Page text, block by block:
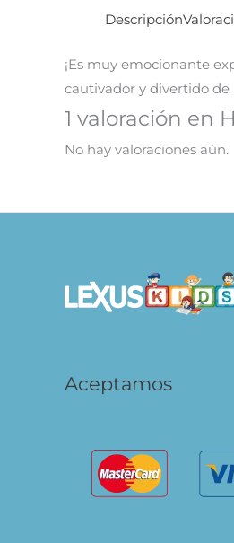
Descripción
¡Es muy emocionante
cautivador y divertido de
1 valoración en
No hay valoraciones aún.
Aceptamos